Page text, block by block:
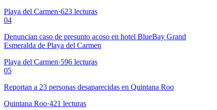
Playa del Carmen·623 lecturas
04
Denuncian caso de presunto acoso en hotel BlueBay Grand
Esmeralda de Playa del Carmen
Playa del Carmen·596 lecturas
05
Reportan a 23 personas desaparecidas en Quintana Roo
Quintana Roo·421 lecturas